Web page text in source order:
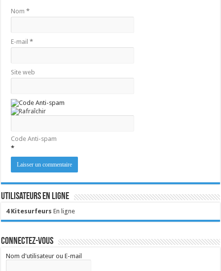
Nom*
E-mail*
Site web
Code Anti-spam
*
Utilisateurs en ligne
4 Kitesurfeurs En ligne
Connectez-vous
Nom d'utilisateur ou E-mail